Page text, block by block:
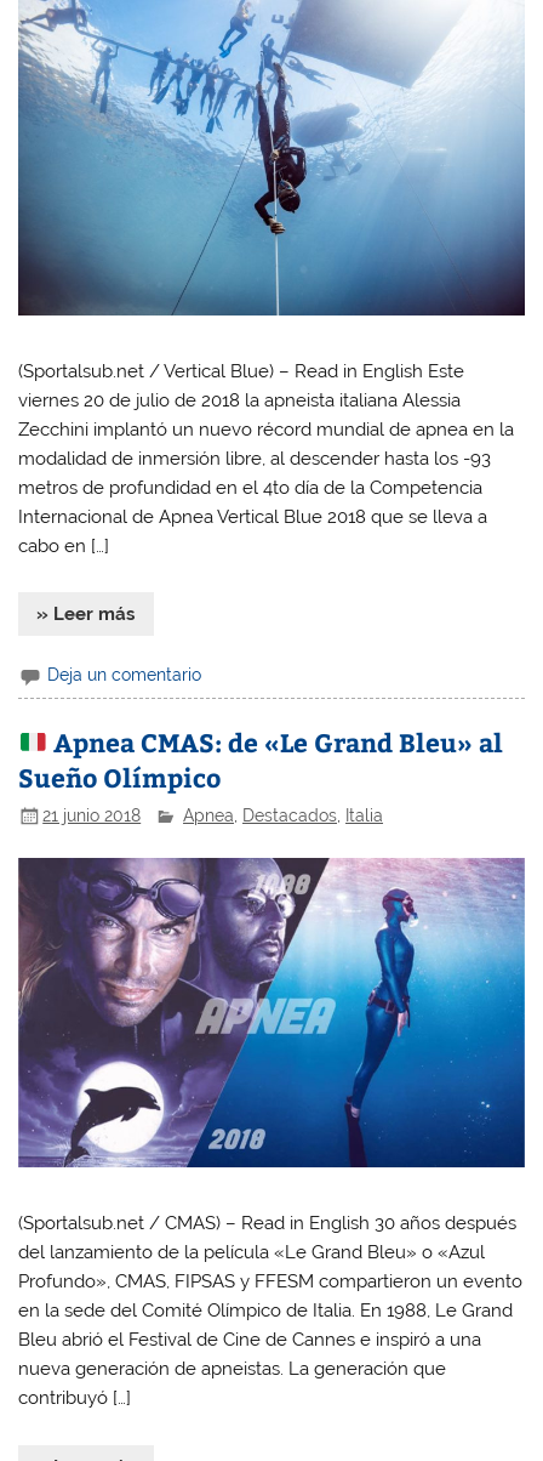
(Sportalsub.net / Vertical Blue) – Read in English Este
viernes 20 de julio de 2018 la apneista italiana Alessia
Zecchini implantó un nuevo récord mundial de apnea en la
modalidad de inmersión libre, al descender hasta los -93
metros de profundidad en el 4to día de la Competencia
Internacional de Apnea Vertical Blue 2018 que se lleva a
cabo en […]
» Leer más
Deja un comentario
Apnea CMAS: de «Le Grand Bleu» al
Sueño Olímpico
21 junio 2018 Apnea Destacados Italia
(Sportalsub.net / CMAS) – Read in English 30 años después
del lanzamiento de la película «Le Grand Bleu» o «Azul
Profundo», CMAS, FIPSAS y FFESM compartieron un evento
en la sede del Comité Olímpico de Italia. En 1988, Le Grand
Bleu abrió el Festival de Cine de Cannes e inspiró a una
nueva generación de apneistas. La generación que
contribuyó […]